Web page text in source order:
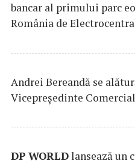
bancar al primului parc
România de
Andrei Bereandă se
Vicepreședinte
DP WORLDlansează un